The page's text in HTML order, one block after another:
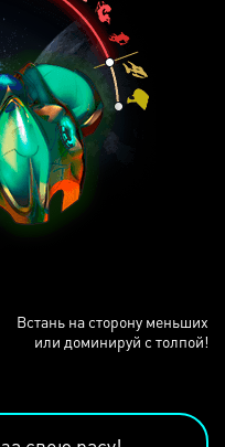
Встань на сторону меньших
или доминируй с толпой!